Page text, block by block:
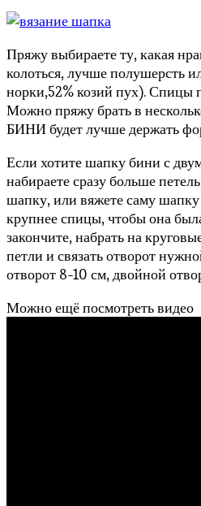
Пряжу выбираете ту, какая
колоться, лучше полушерсть
норки,52% козий пух). Спицы
Можно пряжу брать в
БИНИ будет лучше держать
Если хотите шапку бини с
набираете сразу больше
шапку, или вяжете саму
крупнее спицы, чтобы она
закончите, набрать на
петли и связать отворот
отворот 8-10 см, двойной
Можно ещё посмотреть видео